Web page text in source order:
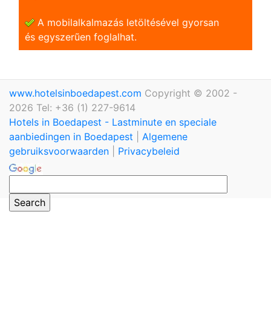
A mobilalkalmazás letöltésével gyorsan
és egyszerũen foglalhat.
www.hotelsinboedapest.com Copyright © 2002 -
2026 Tel: +36 (1) 227-9614
Hotels in Boedapest - Lastminute en speciale
aanbiedingen in Boedapest
Algemene
gebruiksvoorwaarden
Privacybeleid